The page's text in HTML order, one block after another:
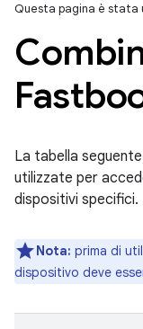
Questa pagina è stata
La tabella
utilizzate per
dispositivi specifici.
Nota: prima di
dispositivo deve